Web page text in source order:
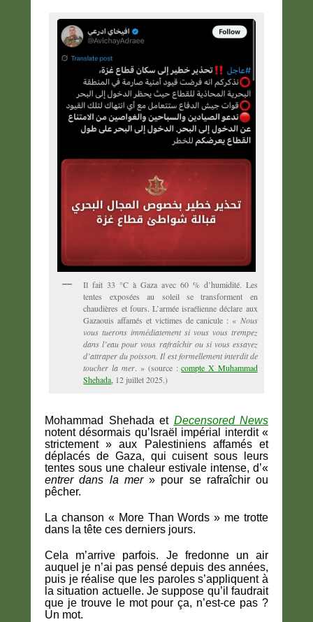
Il fait 33 °C à Gaza avec 60 % d’humidité. Les
tentes exposées au soleil se transforment en
chaudières et fours. L’armée israélienne déclare aux
Gazaouis affamés et victimes de canicule : « Nous
vous tuerons immédiatement si vous vous trempez
dans l’eau pour vous rafraîchir ou si vous essayez
d’attraper du poisson. Il est formellement interdit de
toucher la mer. » (source : compte X Muhammad
Shehada, 12 juillet 2025.)
Mohammad Shehada et Decensored News
notent désormais qu’Israël impérial interdit «
strictement » aux Palestiniens affamés et
déplacés de Gaza, qui cuisent sous leurs
tentes sous une chaleur estivale intense, d’«
entrer dans la mer» pour se rafraîchir ou
pêcher.
La chanson « More Than Words » me trotte
dans la tête ces derniers jours.
Cela m’arrive parfois. Je fredonne un air
auquel je n’ai pas pensé depuis des années,
puis je réalise que les paroles s’appliquent à
la situation actuelle. Je suppose qu’il faudrait
que je trouve le mot pour ça, n’est-ce pas ?
Un mot.